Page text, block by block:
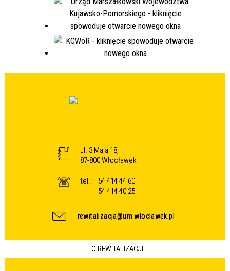
ul. 3 Maja 18,
87-800 Włocławek
tel.:
54 414 44 60
54 414 40 25
rewitalizacja@um.wloclawek.pl
O REWITALIZACJI